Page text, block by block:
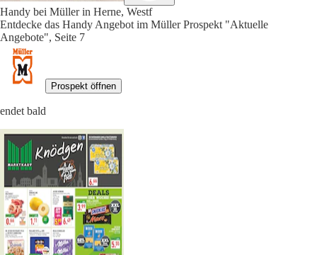
Handy bei Müller in Herne, Westf
Entdecke das Handy Angebot im Müller Prospekt "Aktuelle
Angebote", Seite 7
Prospekt öffnen
endet bald